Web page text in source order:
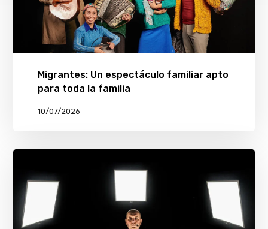
Migrantes: Un espectáculo familiar apto
para toda la familia
10/07/2026